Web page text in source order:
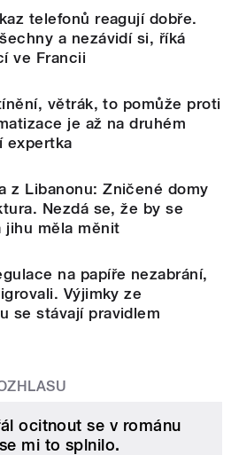
telefonů reagují dobře.
a nezávidí si, říká
ve Francii
větrák, to pomůže proti
je až na druhém
expertka
z Libanonu: Zničené domy
Nezdá se, že by se
jihu měla měnit
na papíře nezabrání,
Výjimky ze
se stávají pravidlem
ocitnout se v románu
mi to splnilo.